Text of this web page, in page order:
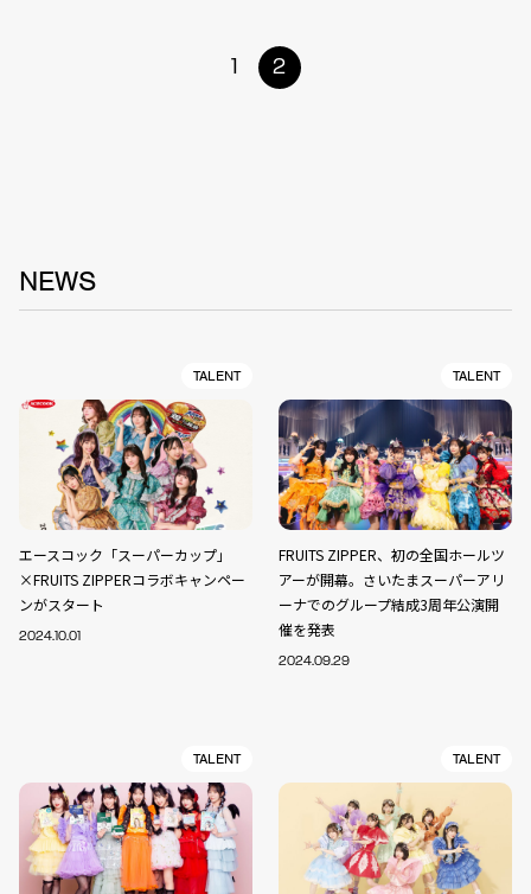
1 2
NEWS
TALENT
エースコック「スーパーカップ」
×FRUITS ZIPPERコラボキャンペー
ンがスタート
2024.10.01
TALENT
FRUITS ZIPPER、初の全国ホールツ
アーが開幕。さいたまスーパーアリ
ーナでのグループ結成3周年公演開
催を発表
2024.09.29
TALENT TALENT